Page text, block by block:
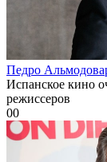
Педро
Испанское кино
режиссеров
00